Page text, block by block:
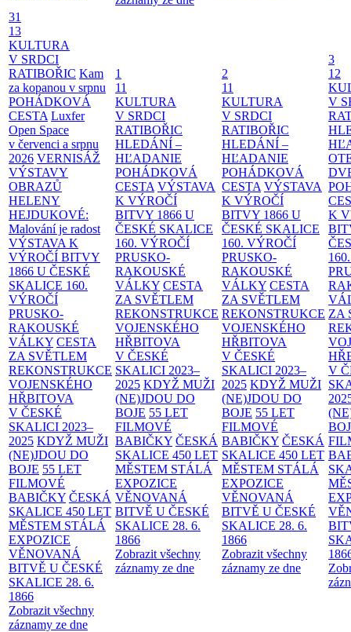
31
13
KULTURA
V SRDCI
RATIBOŘIC Kam
za kopanou v srpnu
POHÁDKOVÁ
CESTA Luxfer
Open Space
v červenci a srpnu
2026 VERNISÁŽ
VÝSTAVY
OBRAZŮ
HELENY
HEJDUKOVÉ:
Malování je radost
VÝSTAVA K
VÝROČÍ BITVY
1866 U ČESKÉ
SKALICE 160.
VÝROČÍ
PRUSKO-
RAKOUSKÉ
VÁLKY CESTA
ZA SVĚTLEM
REKONSTRUKCE
VOJENSKÉHO
HŘBITOVA
V ČESKÉ
SKALICI 2023–
2025 KDYŽ MUŽI
(NE)JDOU DO
BOJE 55 LET
FILMOVÉ
BABIČKY ČESKÁ
SKALICE 450 LET
MĚSTEM STÁLÁ
EXPOZICE
VĚNOVANÁ
BITVĚ U ČESKÉ
SKALICE 28. 6.
1866
Zobrazit všechny
záznamy ze dne
1
11
KULTURA
V SRDCI
RATIBOŘIC
HLEDÁNÍ –
HĽADANIE
POHÁDKOVÁ
CESTA VÝSTAVA
K VÝROČÍ
BITVY 1866 U
ČESKÉ SKALICE
160. VÝROČÍ
PRUSKO-
RAKOUSKÉ
VÁLKY CESTA
ZA SVĚTLEM
REKONSTRUKCE
VOJENSKÉHO
HŘBITOVA
V ČESKÉ
SKALICI 2023–
2025 KDYŽ MUŽI
(NE)JDOU DO
BOJE 55 LET
FILMOVÉ
BABIČKY ČESKÁ
SKALICE 450 LET
MĚSTEM STÁLÁ
EXPOZICE
VĚNOVANÁ
BITVĚ U ČESKÉ
SKALICE 28. 6.
1866
Zobrazit všechny
záznamy ze dne
2
11
KULTURA
V SRDCI
RATIBOŘIC
HLEDÁNÍ –
HĽADANIE
POHÁDKOVÁ
CESTA VÝSTAVA
K VÝROČÍ
BITVY 1866 U
ČESKÉ SKALICE
160. VÝROČÍ
PRUSKO-
RAKOUSKÉ
VÁLKY CESTA
ZA SVĚTLEM
REKONSTRUKCE
VOJENSKÉHO
HŘBITOVA
V ČESKÉ
SKALICI 2023–
2025 KDYŽ MUŽI
(NE)JDOU DO
BOJE 55 LET
FILMOVÉ
BABIČKY ČESKÁ
SKALICE 450 LET
MĚSTEM STÁLÁ
EXPOZICE
VĚNOVANÁ
BITVĚ U ČESKÉ
SKALICE 28. 6.
1866
Zobrazit všechny
záznamy ze dne
3
12
V
K
ZA
V